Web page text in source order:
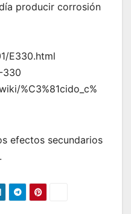
producir corrosión
E330.html
330
%C3%81cido_c%
efectos secundarios